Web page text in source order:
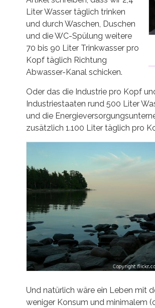
Liter Wasser täglich trinken
und durch Waschen, Duschen
und die WC-Spülung weitere
70 bis 90 Liter Trinkwasser pro
Kopf täglich Richtung
Abwasser-Kanal schicken.
Oder das die Industrie pro Kopf
Industriestaaten rund 500 Liter
und die
zusätzlich 1.100 Liter täglich pro
Und natürlich wäre ein Leben mit
weniger Konsum und minimalem